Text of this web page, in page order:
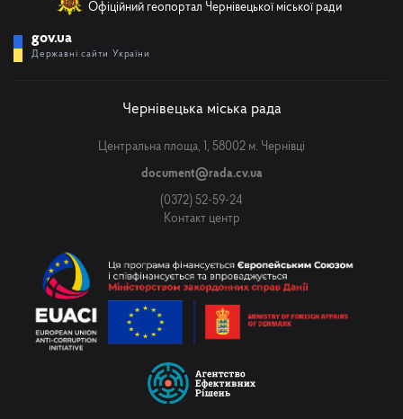
Офіційний геопортал Чернівецької міської ради
gov.ua
Державні сайти України
Чернівецька міська рада
Центральна площа, 1, 58002 м. Чернівці
document@rada.cv.ua
(0372) 52-59-24
Контакт центр